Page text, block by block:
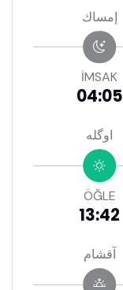
إمساك
İMSAK
04:05
اوگله
ÖĞLE
13:42
آقشام